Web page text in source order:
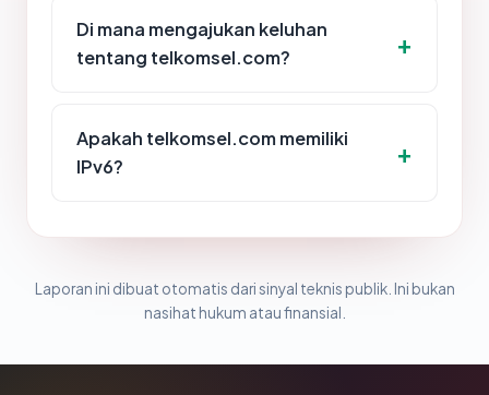
Di mana mengajukan keluhan
tentang telkomsel.com?
Apakah telkomsel.com memiliki
IPv6?
Laporan ini dibuat otomatis dari sinyal teknis publik. Ini bukan
nasihat hukum atau finansial.